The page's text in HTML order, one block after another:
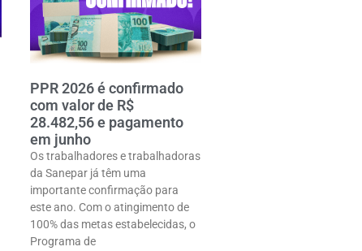
PPR 2026 é confirmado
com valor de R$
28.482,56 e pagamento
em junho
Os trabalhadores e trabalhadoras
da Sanepar já têm uma
importante confirmação para
este ano. Com o atingimento de
100% das metas estabelecidas, o
Programa de